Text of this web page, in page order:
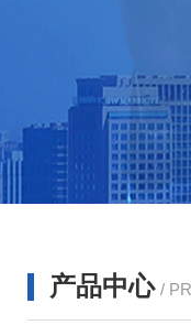
产品中心 /